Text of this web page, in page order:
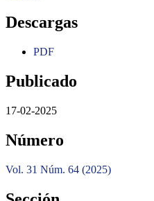
Descargas
PDF
Publicado
17-02-2025
Número
Vol. 31 Núm. 64 (2025)